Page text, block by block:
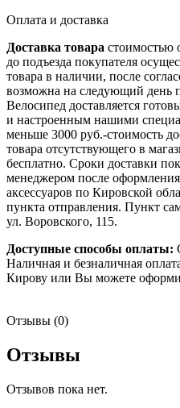
Оплата и доставка
Доставка товара стоимостью
до подъезда покупателя
товара в наличии, после
возможна на следующий день
Велосипед доставляется
и настроенным нашими
меньше 3000 руб.-стоимость
товара отсутствующего в
бесплатно. Сроки доставки
менеджером после оформления
аксессуаров по Кировской
пункта отправления. Пункт
ул. Воровского, 115.
Доступные способы оплаты:
Наличная и безналичная
Кирову или Вы можете
Отзывы (0)
Отзывы
Отзывов пока нет.